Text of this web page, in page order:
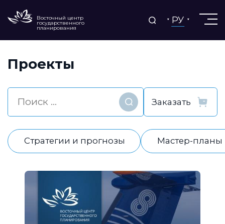
Восточный центр
государственного
планирования
РУ
Проекты
Найти
Стратегии и прогнозы Мастер-планы